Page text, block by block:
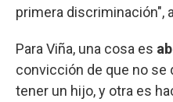
primera discriminación",
Para Viña, una cosa es
convicción de que no se
tener un hijo, y otra es